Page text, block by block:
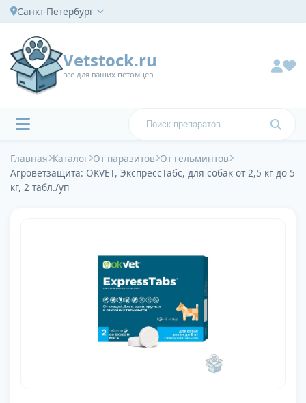
Санкт-Петербург
Vetstock.ru
все для ваших петомцев
Главная Каталог От паразитов От гельминтов
Агроветзащита: OKVET, ЭкспрессТабс, для собак от 2,5 кг до 5
кг, 2 табл./уп